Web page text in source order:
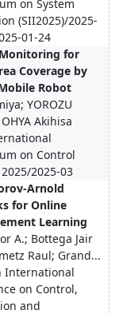
on System
(SII2025)/2025-
01-24
for
Coverage by
Robot
YOROZU
Akihisa
on Control
2025-03
Arnold
for Online
Learning
A.; Bottega Jair
Raul; Grand...
International
on Control,
and